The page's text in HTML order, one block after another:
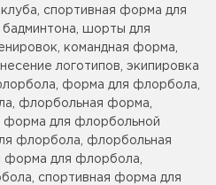
спортивная форма для
шорты для
командная форма,
логотипов, экипировка
форма для флорбола,
флорбольная форма,
форма для флорбольной
флорбола, флорбольная
форма для флорбола,
спортивная форма для